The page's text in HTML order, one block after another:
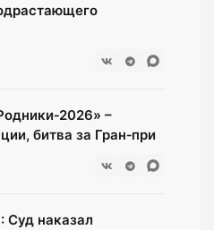
–
битва за Гран‑при
Суд наказал